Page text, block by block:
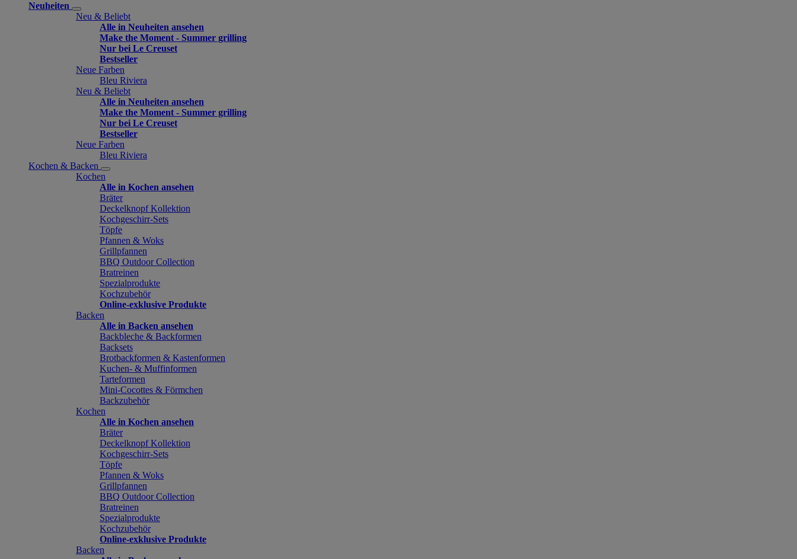
Neuheiten
Neu & Beliebt
Alle in Neuheiten ansehen
Make the Moment - Summer grilling
Nur bei Le Creuset
Bestseller
Neue Farben
Bleu Riviera
Neu & Beliebt
Alle in Neuheiten ansehen
Make the Moment - Summer grilling
Nur bei Le Creuset
Bestseller
Neue Farben
Bleu Riviera
Kochen & Backen
Kochen
Alle in Kochen ansehen
Bräter
Deckelknopf Kollektion
Kochgeschirr-Sets
Töpfe
Pfannen & Woks
Grillpfannen
BBQ Outdoor Collection
Bratreinen
Spezialprodukte
Kochzubehör
Online-exklusive Produkte
Backen
Alle in Backen ansehen
Backbleche & Backformen
Backsets
Brotbackformen & Kastenformen
Kuchen- & Muffinformen
Tarteformen
Mini-Cocottes & Förmchen
Backzubehör
Kochen
Alle in Kochen ansehen
Bräter
Deckelknopf Kollektion
Kochgeschirr-Sets
Töpfe
Pfannen & Woks
Grillpfannen
BBQ Outdoor Collection
Bratreinen
Spezialprodukte
Kochzubehör
Online-exklusive Produkte
Backen